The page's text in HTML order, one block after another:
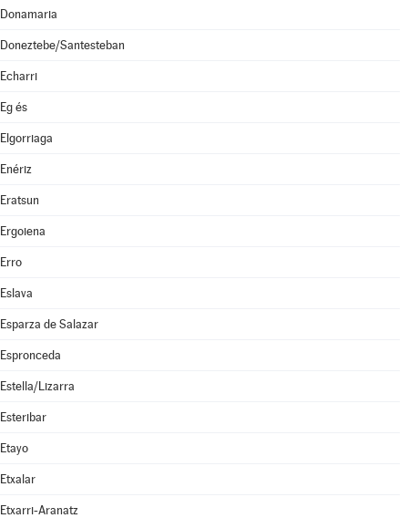
Donamaria
Doneztebe/Santesteban
Echarri
Eg és
Elgorriaga
Enériz
Eratsun
Ergoiena
Erro
Eslava
Esparza de Salazar
Espronceda
Estella/Lizarra
Esteribar
Etayo
Etxalar
Etxarri-Aranatz